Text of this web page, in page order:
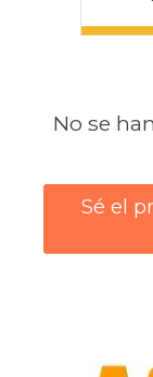
No se
Sé el